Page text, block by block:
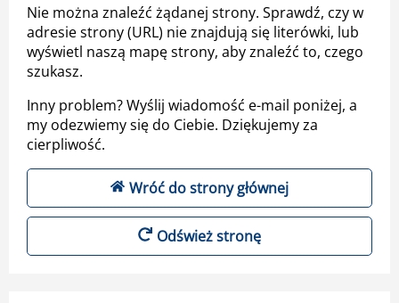
Nie można znaleźć żądanej strony. Sprawdź, czy w
adresie strony (URL) nie znajdują się literówki, lub
wyświetl naszą mapę strony, aby znaleźć to, czego
szukasz.
Inny problem? Wyślij wiadomość e-mail poniżej, a
my odezwiemy się do Ciebie. Dziękujemy za
cierpliwość.
Wróć do strony głównej
Odśwież stronę